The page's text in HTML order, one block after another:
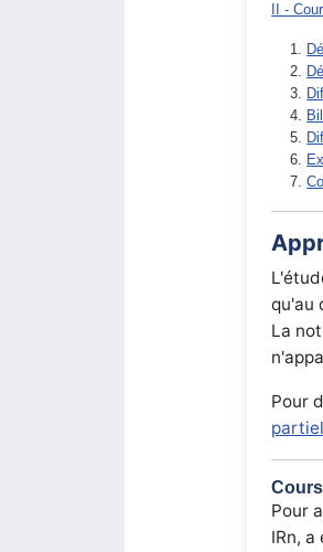
II -
qu'au
La
Pour
Pour
IRn,